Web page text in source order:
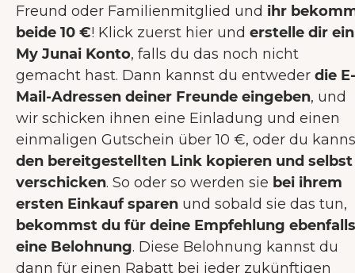
Freund oder Familienmitglied und ihr
beide 10 €! Klick zuerst hier und erstelle dir ein
My Junai Konto, falls du das noch nicht
gemacht hast. Dann kannst du entweder die E-
Mail-Adressen deiner Freunde eingeben, und
wir schicken ihnen eine Einladung und einen
einmaligen Gutschein über 10 €, oder du
den bereitgestellten Link kopieren und selbst
verschicken. So oder so werden sie bei ihrem
ersten Einkauf sparen und sobald sie das tun,
bekommst du für deine Empfehlung ebenfalls
eine Belohnung. Diese Belohnung kannst du
dann für einen Rabatt bei jeder zukünftigen